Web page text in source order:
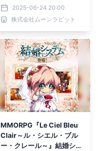
つかめ！「ギルド戦」「連
盟戦」実装
2025-06-24 20:00
株式会社ムーンラビット
MMORPG『Le Ciel Bleu
Clair～ル・シエル・ブル
ー・クレール～』結婚シス